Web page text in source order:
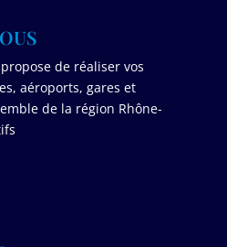
de réaliser vos
aéroports, gares et
de la région Rhône-